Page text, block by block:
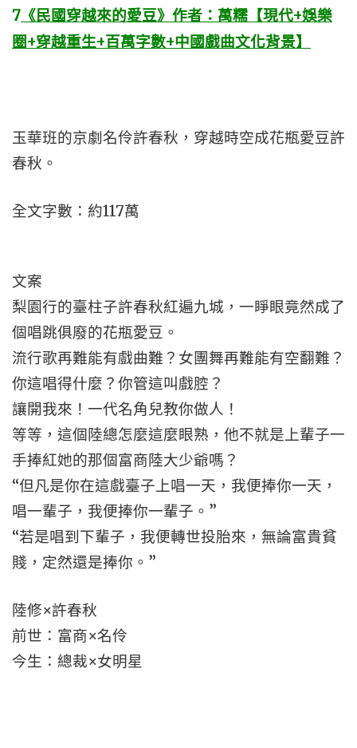
7 《民國穿越來的愛豆》作者：萬糯【現代+娛樂
圈+穿越重生+百萬字數+中國戲曲文化背景】
玉華班的京劇名伶許春秋，穿越時空成花瓶愛豆許
春秋。
全文字數：約117萬
文案
梨園行的臺柱子許春秋紅遍九城，一睜眼竟然成了
個唱跳俱廢的花瓶愛豆。
流行歌再難能有戲曲難？女團舞再難能有空翻難？
你這唱得什麼？你管這叫戲腔？
讓開我來！一代名角兒教你做人！
等等，這個陸總怎麼這麼眼熟，他不就是上輩子一
手捧紅她的那個富商陸大少爺嗎？
“但凡是你在這戲臺子上唱一天，我便捧你一天，
唱一輩子，我便捧你一輩子。”
“若是唱到下輩子，我便轉世投胎來，無論富貴貧
賤，定然還是捧你。”
陸修×許春秋
前世：富商×名伶
今生：總裁×女明星